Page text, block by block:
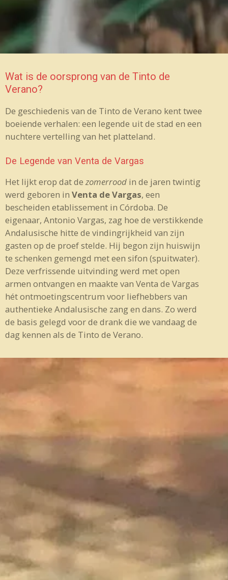
Wat is de oorsprong van de Tinto de
Verano?
De geschiedenis van de Tinto de Verano kent twee
boeiende verhalen: een legende uit de stad en een
nuchtere vertelling van het platteland.
De Legende van Venta de Vargas
Het lijkt erop dat de zomerrood in de jaren twintig
werd geboren in Venta de Vargas, een
bescheiden etablissement in Córdoba. De
eigenaar, Antonio Vargas, zag hoe de verstikkende
Andalusische hitte de vindingrijkheid van zijn
gasten op de proef stelde. Hij begon zijn huiswijn
te schenken gemengd met een sifon (spuitwater).
Deze verfrissende uitvinding werd met open
armen ontvangen en maakte van Venta de Vargas
hét ontmoetingscentrum voor liefhebbers van
authentieke Andalusische zang en dans. Zo werd
de basis gelegd voor de drank die we vandaag de
dag kennen als de Tinto de Verano.